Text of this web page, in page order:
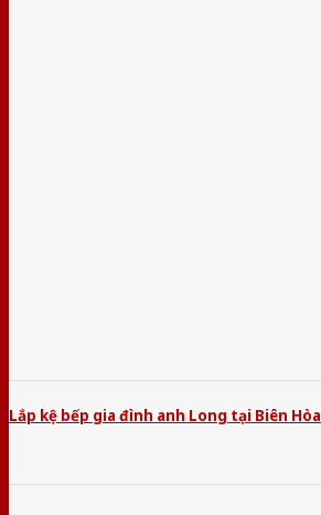
Lắp kệ bếp gia đình anh Long tại Biên Hòa